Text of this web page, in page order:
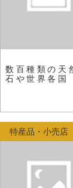
数百種類の天
石や世界各国
特産品・小売店